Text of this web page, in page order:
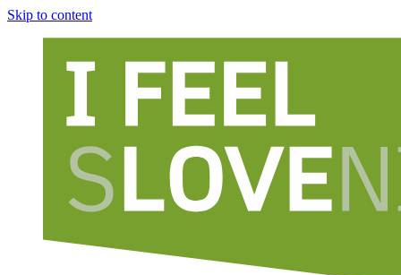
Skip to content